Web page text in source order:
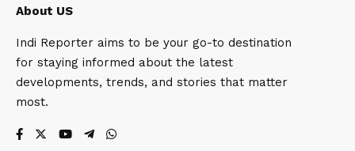
About US
Indi Reporter aims to be your go-to destination
for staying informed about the latest
developments, trends, and stories that matter
most.